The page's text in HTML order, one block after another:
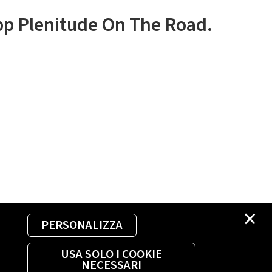
×
PERSONALIZZA
USA SOLO I COOKIE
NECESSARI
Plenitude On The Road.